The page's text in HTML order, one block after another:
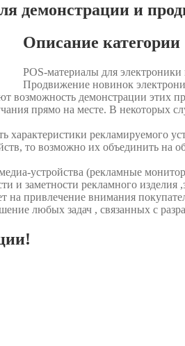
демонстрации и
Описание категории
POS-материалы для
Продвижение новинок
возможность демонстрации
прямо на месте. В некоторых
рекламируемого
то возможно их объединить на
устройства (рекламные
заметности рекламного изделия
на привлечение внимания
любых задач , связанных с